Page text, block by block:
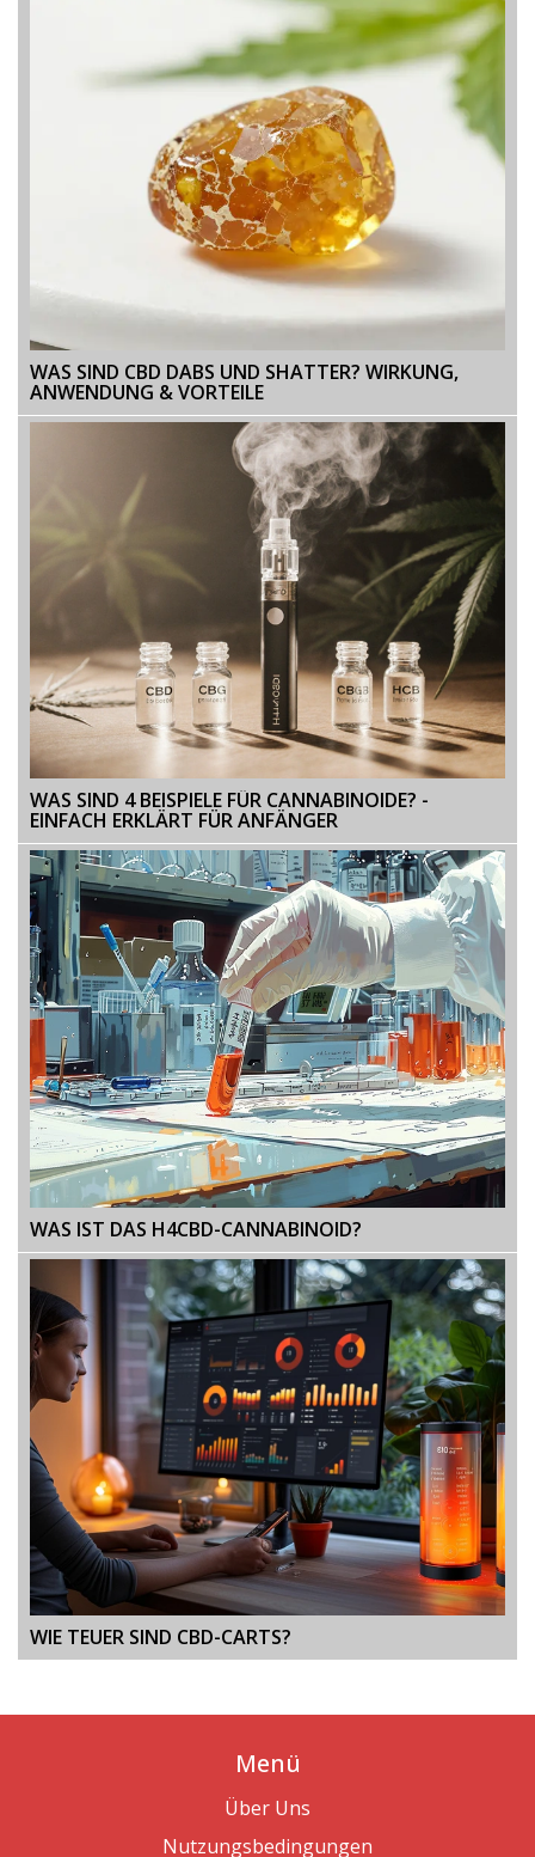
WAS SIND CBD DABS UND SHATTER? WIRKUNG,
ANWENDUNG & VORTEILE
WAS SIND 4 BEISPIELE FÜR CANNABINOIDE? -
EINFACH ERKLÄRT FÜR ANFÄNGER
WAS IST DAS H4CBD-CANNABINOID?
WIE TEUER SIND CBD-CARTS?
Menü
Über Uns
Nutzungsbedingungen